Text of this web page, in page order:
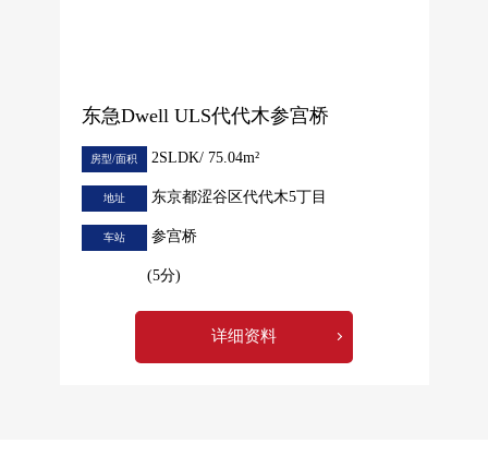
东急Dwell ULS代代木参宫桥
房型/面积 2SLDK/ 75.04m²
地址 东京都涩谷区代代木5丁目
车站 参宫桥
(5分)
详细资料